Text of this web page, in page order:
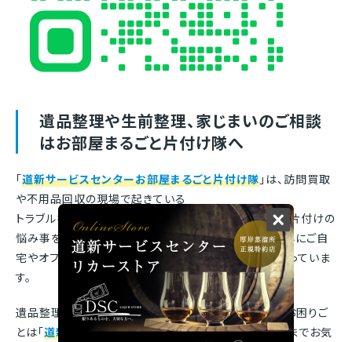
遺品整理や生前整理、家じまいのご相談
はお部屋まるごと片付け隊へ
「道新サービスセンターお部屋まるごと片付け隊 」は、訪問買取
や不用品回収の現場で起きている
トラブルを解消するために、道民の皆様が抱えているお片付けの
悩み事を解決する安心のサービスです。札幌市内を中心にご自
宅やオフィス、店舗の片付けや不用品の整理、買取を行っていま
す。
遺品整理や生前整理、家じまい、空き家、ゴミ屋敷などお困りご
とは「道新サービスセンターお部屋まるごと片付け隊」までお気